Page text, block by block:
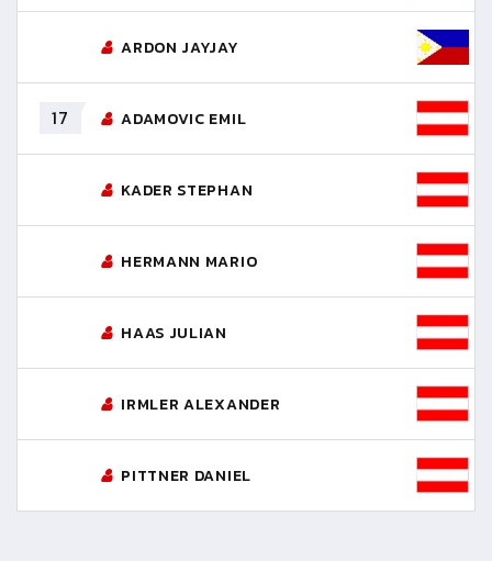
ARDON JAYJAY
17 ADAMOVIC EMIL
KADER STEPHAN
HERMANN MARIO
HAAS JULIAN
IRMLER ALEXANDER
PITTNER DANIEL